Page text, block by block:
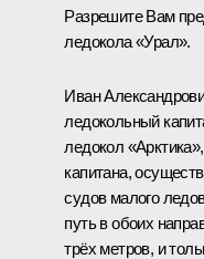
Разрешите Вам
ледокола «Урал».
Иван
ледокольный
ледокол
капитана,
судов малого
путь в обоих
трёх метров, и